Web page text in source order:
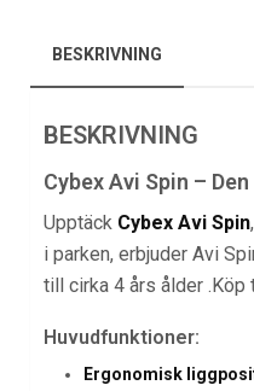
BESKRIVNING
BESKRIVNING
Cybex Avi Spin –
Upptäck Cybex Avi Spin
i parken, erbjuder Avi
till cirka 4 års ålder .Köp
Huvudfunktioner:
Ergonomisk